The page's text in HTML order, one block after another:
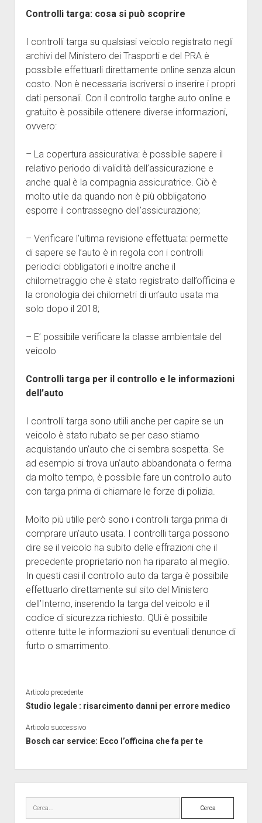
Controlli targa: cosa si può scoprire
I controlli targa su qualsiasi veicolo registrato negli
archivi del Ministero dei Trasporti e del PRA è
possibile effettuarli direttamente online senza alcun
costo. Non è necessaria iscriversi o inserire i propri
dati personali. Con il controllo targhe auto online e
gratuito è possibile ottenere diverse informazioni,
ovvero:
– La copertura assicurativa: è possibile sapere il
relativo periodo di validità dell’assicurazione e
anche qual è la compagnia assicuratrice. Ciò è
molto utile da quando non è più obbligatorio
esporre il contrassegno dell’assicurazione;
– Verificare l’ultima revisione effettuata: permette
di sapere se l’auto è in regola con i controlli
periodici obbligatori e inoltre anche il
chilometraggio che è stato registrato dall’officina e
la cronologia dei chilometri di un’auto usata ma
solo dopo il 2018;
– E’ possibile verificare la classe ambientale del
veicolo
Controlli targa per il controllo e le informazioni
dell’auto
I controlli targa sono utlili anche per capire se un
veicolo è stato rubato se per caso stiamo
acquistando un’auto che ci sembra sospetta. Se
ad esempio si trova un’auto abbandonata o ferma
da molto tempo, è possibile fare un controllo auto
con targa prima di chiamare le forze di polizia.
Molto più utille però sono i controlli targa prima di
comprare un’auto usata. I controlli targa possono
dire se il veicolo ha subito delle effrazioni che il
precedente proprietario non ha riparato al meglio.
In questi casi il controllo auto da targa è possibile
effettuarlo direttamente sul sito del Ministero
dell’Interno, inserendo la targa del veicolo e il
codice di sicurezza richiesto. QUi è possibile
ottenre tutte le informazioni su eventuali denunce di
furto o smarrimento.
Articolo precedente
Studio legale : risarcimento danni per errore medico
Articolo successivo
Bosch car service: Ecco l’officina che fa per te
laterale
Cerca